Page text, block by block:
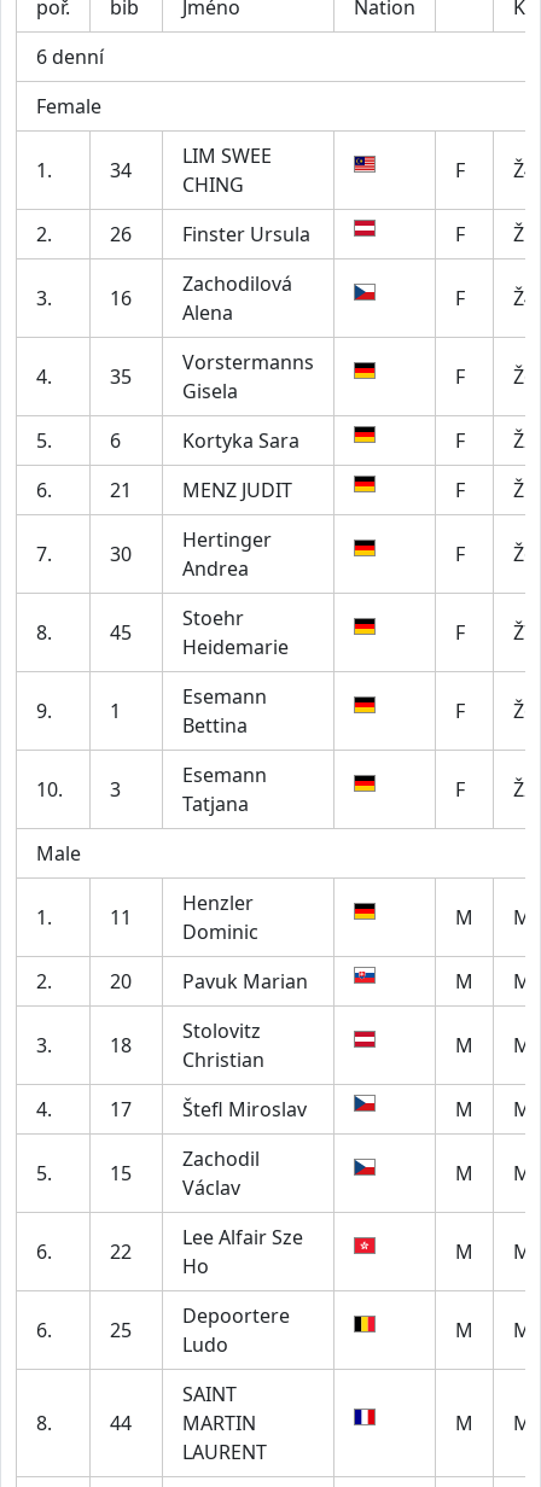
poř. bib Jméno Nation
6 denní
Female
1. 34
LIM SWEE
CHING
F
2. 26 Finster Ursula F
3. 16
Zachodilová
Alena
F
4. 35
Vorstermanns
Gisela
F
5. 6 Kortyka Sara F
6.
21 MENZ JUDIT F
7. 30
Hertinger
Andrea
F
8. 45
Stoehr
Heidemarie
F
9. 1
Esemann
Bettina
F
10. 3
Esemann
Tatjana
F
Male
1. 11
Henzler
Dominic
M
2. 20 Pavuk Marian M
3. 18
Stolovitz
Christian
M
4. 17 Štefl Miroslav M
5. 15
Zachodil
Václav
M
6. 22
Lee Alfair Sze
Ho
M
6. 25
Depoortere
Ludo
M
8. 44
SAINT
MARTIN
LAURENT
M